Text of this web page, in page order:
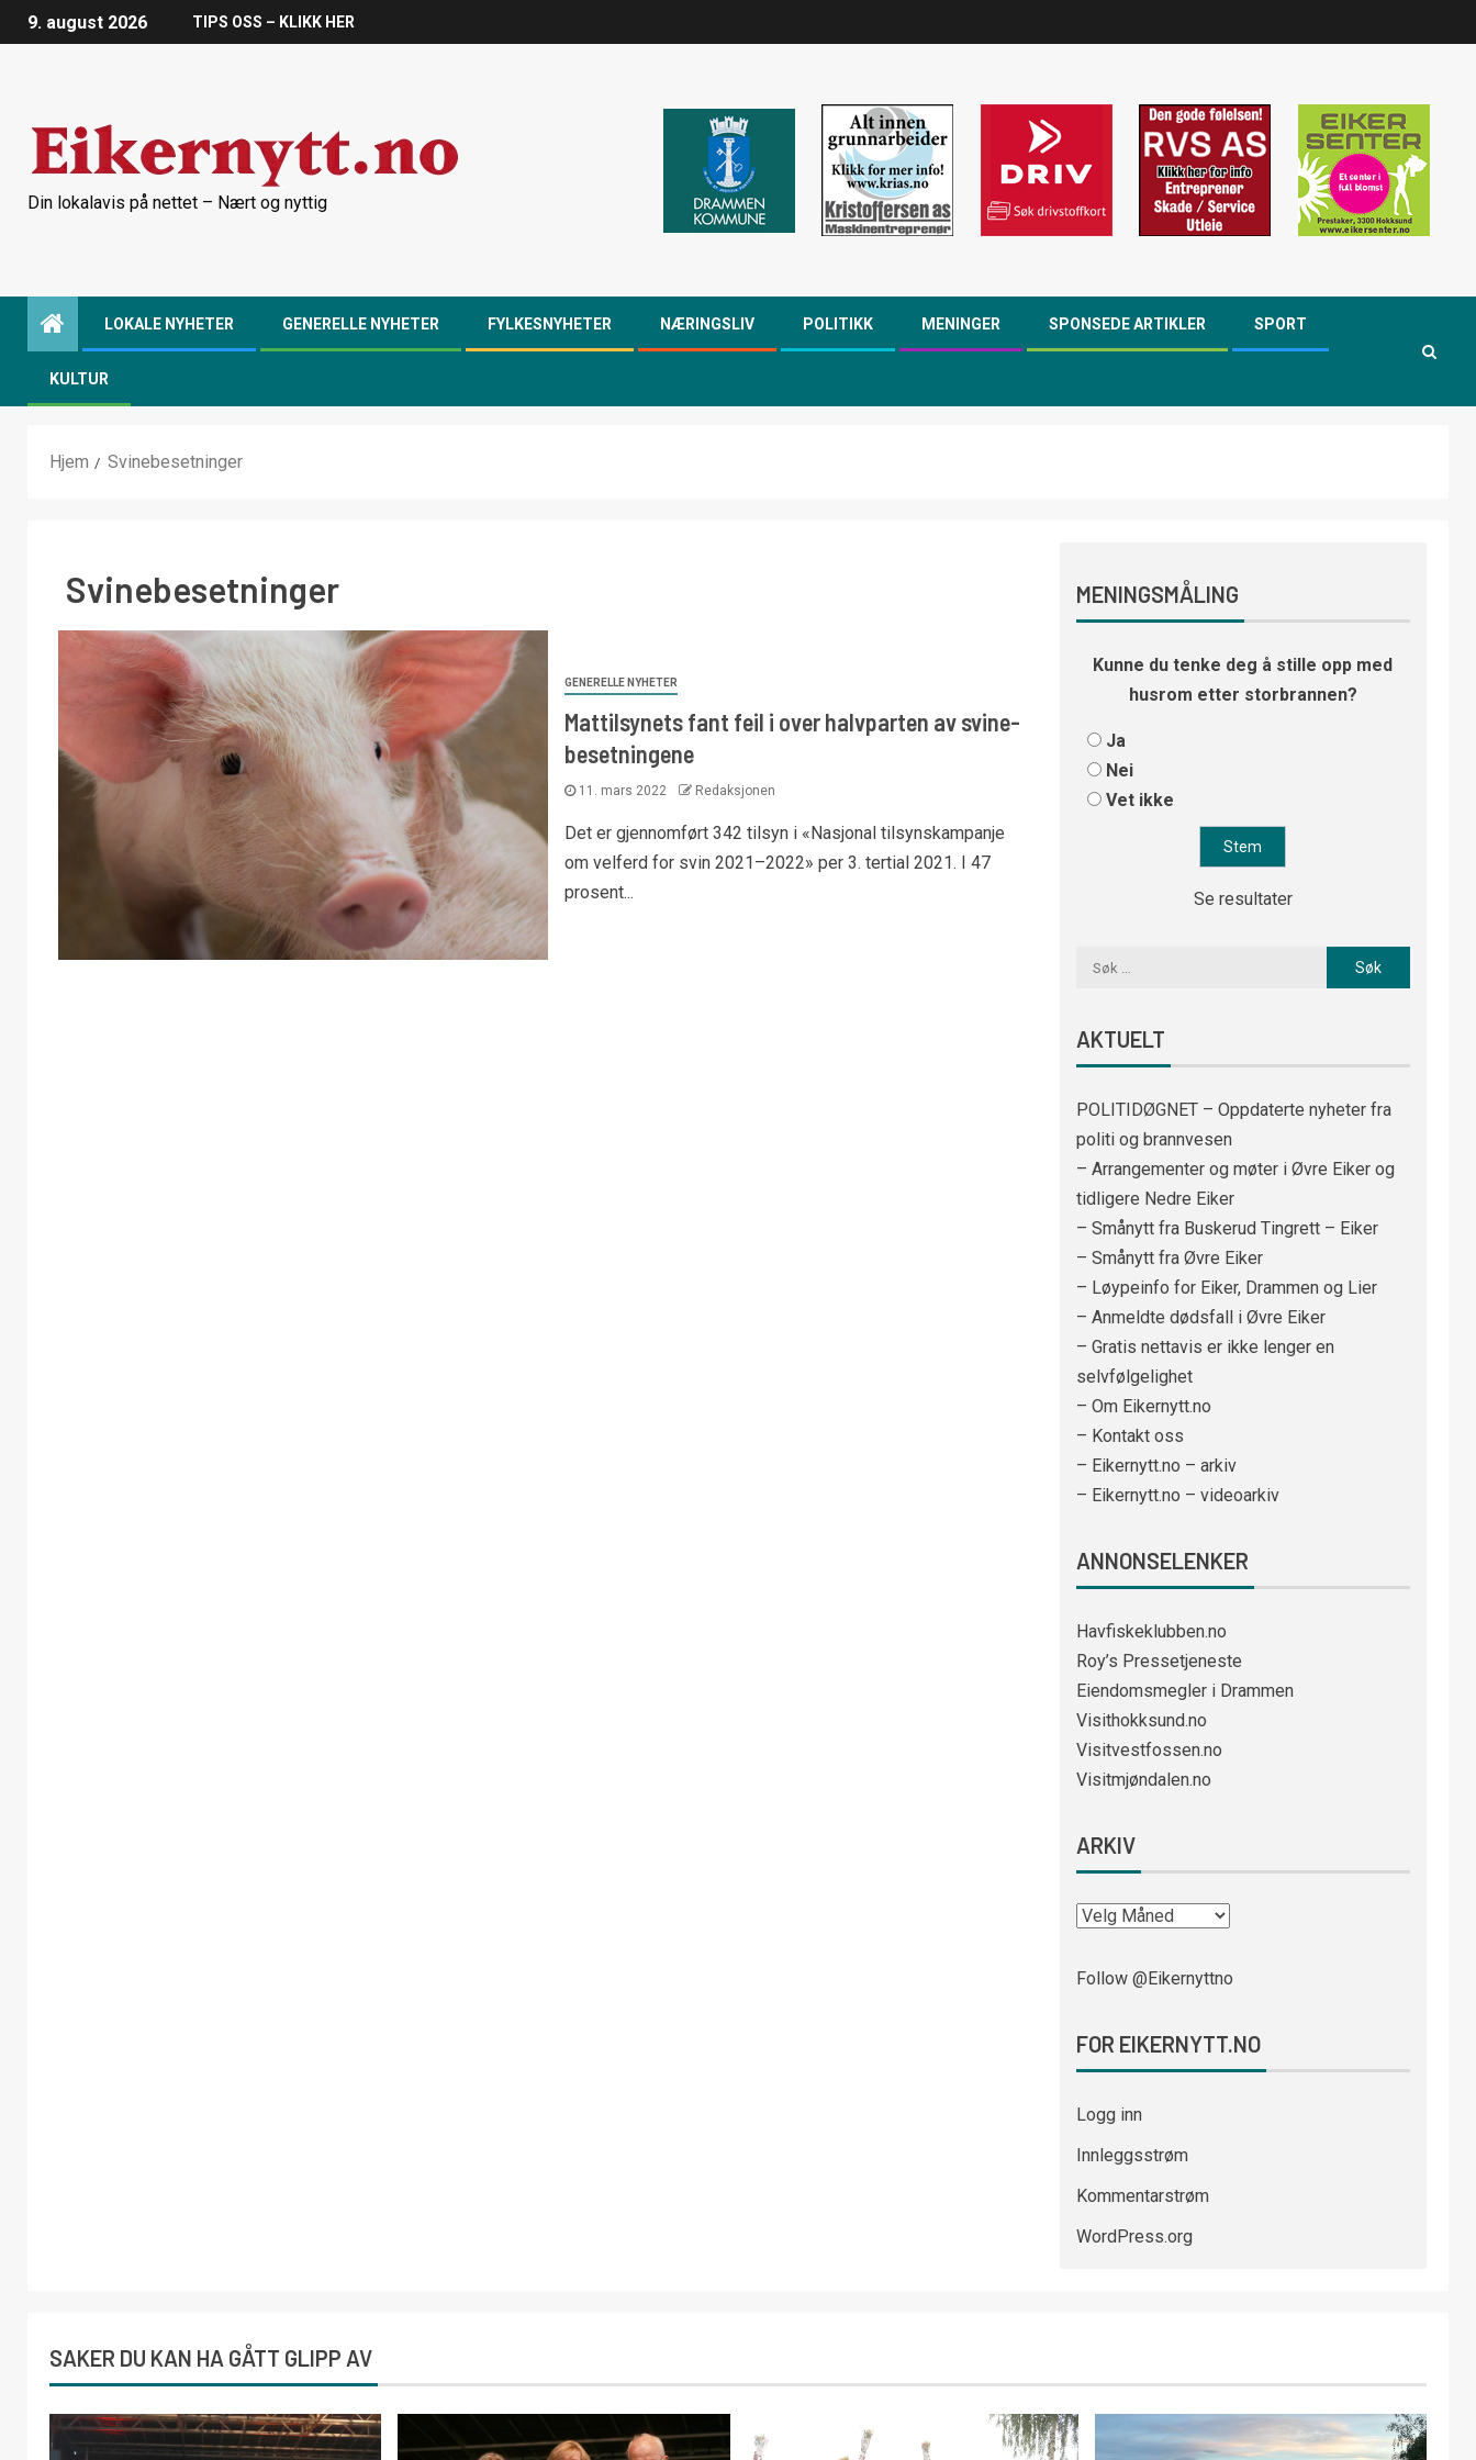
9. august 2026 TIPS OSS – KLIKK HER
Din lokalavis på nettet – Nært og nyttig
LOKALE NYHETER GENERELLE NYHETER FYLKESNYHETER NÆRINGSLIV POLITIKK MENINGER SPONSEDE ARTIKLER SPORT
KULTUR
Hjem Svinebesetninger
Svinebesetninger
GENERELLE NYHETER
Mattilsynets fant feil i over halvparten av svine-
besetningene
11. mars 2022 Redaksjonen
Det er gjennomført 342 tilsyn i «Nasjonal tilsynskampanje
om velferd for svin 2021–2022» per 3. tertial 2021. I 47
prosent...
MENINGSMÅLING
Kunne du tenke deg å stille opp med
husrom etter storbrannen?
Ja
Nei
Vet ikke
Se resultater
AKTUELT
POLITIDØGNET – Oppdaterte nyheter fra
politi og brannvesen
– Arrangementer og møter i Øvre Eiker og
tidligere Nedre Eiker
– Smånytt fra Buskerud Tingrett – Eiker
– Smånytt fra Øvre Eiker
– Løypeinfo for Eiker, Drammen og Lier
– Anmeldte dødsfall i Øvre Eiker
– Gratis nettavis er ikke lenger en
selvfølgelighet
– Om Eikernytt.no
– Kontakt oss
– Eikernytt.no – arkiv
– Eikernytt.no – videoarkiv
ANNONSELENKER
Havfiskeklubben.no
Roy’s Pressetjeneste
Eiendomsmegler i Drammen
Visithokksund.no
Visitvestfossen.no
Visitmjøndalen.no
ARKIV
Follow @Eikernyttno
FOR EIKERNYTT.NO
Logg inn
Innleggsstrøm
Kommentarstrøm
WordPress.org
SAKER DU KAN HA GÅTT GLIPP AV